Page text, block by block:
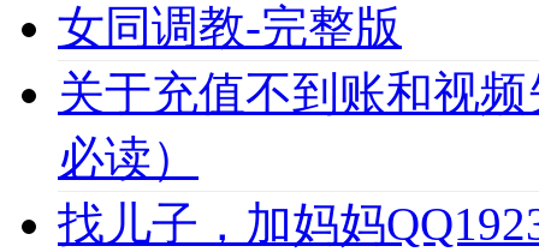
女同调教-完整版
关于充值不到账和视
必读）
找儿子，加妈妈